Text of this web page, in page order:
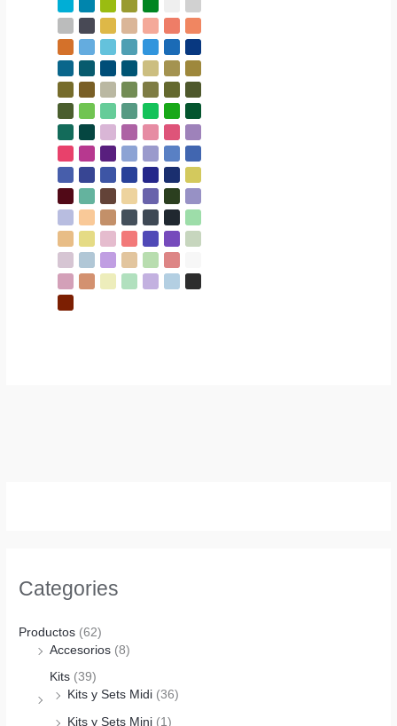
Categories
Productos (62)
Accesorios (8)
Kits (39)
Kits y Sets Midi (36)
Kits y Sets Mini (1)